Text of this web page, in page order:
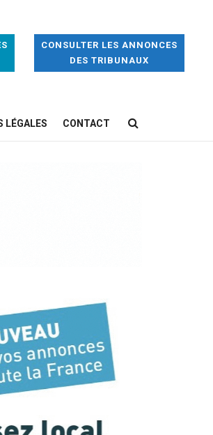
CONSULTER LES ANNONCES
DES TRIBUNAUX
LÉGALES CONTACT